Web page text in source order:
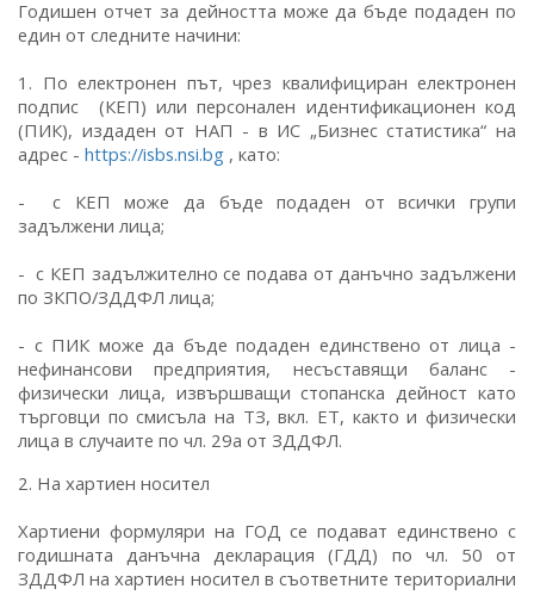
Годишен отчет за дейността може да бъде подаден по
един от следните начини:
1. По електронен път, чрез квалифициран електронен
подпис (КЕП) или персонален идентификационен код
(ПИК), издаден от НАП - в ИС „Бизнес статистика“ на
адрес - https://isbs.nsi.bg , като:
- с КЕП може да бъде подаден от всички групи
задължени лица;
- с КЕП задължително се подава от данъчно задължени
по ЗКПО/ЗДДФЛ лица;
- с ПИК може да бъде подаден единствено от лица -
нефинансови предприятия, несъставящи баланс -
физически лица, извършващи стопанска дейност като
търговци по смисъла на ТЗ, вкл. ЕТ, както и физически
лица в случаите по чл. 29а от ЗДДФЛ.
2. На хартиен носител
Хартиени формуляри на ГОД се подават единствено с
годишната данъчна декларация (ГДД) по чл. 50 от
ЗДДФЛ на хартиен носител в съответните териториални